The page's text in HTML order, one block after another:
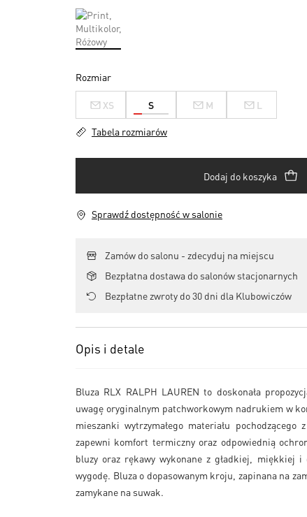
Rozmiar
XS S M L
Tabela rozmiarów
Dodaj do koszyka
Sprawdź dostępność w salonie
Zamów do salonu - zdecyduj na miejscu
Bezpłatna dostawa do salonów stacjonarnych
Bezpłatne zwroty do 30 dni dla Klubowiczów
Opis i detale
Bluza RLX RALPH LAUREN to doskonała
uwagę oryginalnym patchworkowym nadrukiem w
mieszanki wytrzymałego materiału
zapewni komfort termiczny oraz odpowiednią
bluzy oraz rękawy wykonane z gładkiej, miękkiej
wygodę. Bluza o dopasowanym kroju, zapinana na
zamykane na suwak.